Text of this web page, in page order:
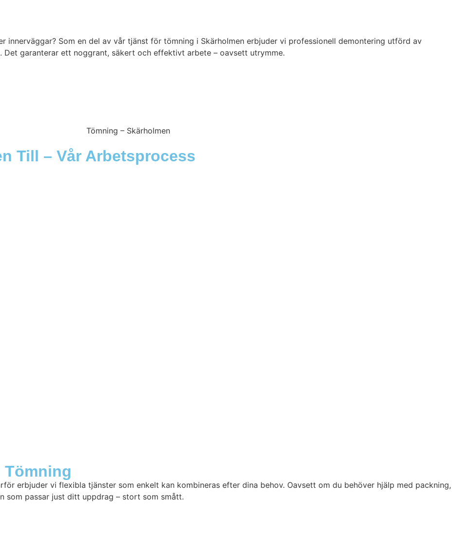
innerväggar? Som en del av vår tjänst för tömning i Skärholmen erbjuder vi professionell demontering utförd av
garanterar ett noggrant, säkert och effektivt arbete – oavsett utrymme.
Till – Vår Arbetsprocess
Tömning
erbjuder vi flexibla tjänster som enkelt kan kombineras efter dina behov. Oavsett om du behöver hjälp med packning,
som passar just ditt uppdrag – stort som smått.